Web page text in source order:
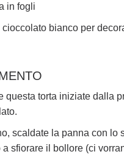
in fogli
bianco per
questa torta iniziate dalla
scaldate la panna con lo
sfiorare il bollore (ci